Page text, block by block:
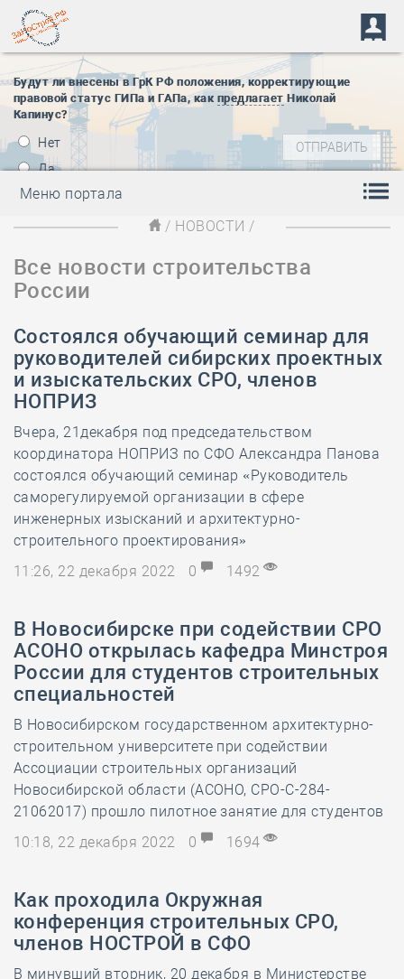
Будут ли внесены в ГрК РФ положения, корректирующие
правовой статус ГИПа и ГАПа, как предлагает Николай
Капинус?
Нет
Да
Меню портала
/ НОВОСТИ /
Все новости строительства
России
Состоялся обучающий семинар для
руководителей сибирских проектных
и изыскательских СРО, членов
НОПРИЗ
Вчера, 21декабря под председательством
координатора НОПРИЗ по СФО Александра Панова
состоялся обучающий семинар «Руководитель
саморегулируемой организации в сфере
инженерных изысканий и архитектурно-
строительного проектирования»
11:26, 22 декабря 2022
0 1492
В Новосибирске при содействии СРО
АСОНО открылась кафедра Минстроя
России для студентов строительных
специальностей
В Новосибирском государственном архитектурно-
строительном университете при содействии
Ассоциации строительных организаций
Новосибирской области (АСОНО, СРО-С-284-
21062017) прошло пилотное занятие для студентов
10:18, 22 декабря 2022
0 1694
Как проходила Окружная
конференция строительных СРО,
членов НОСТРОЙ в СФО
В минувший вторник, 20 декабря в Министерстве